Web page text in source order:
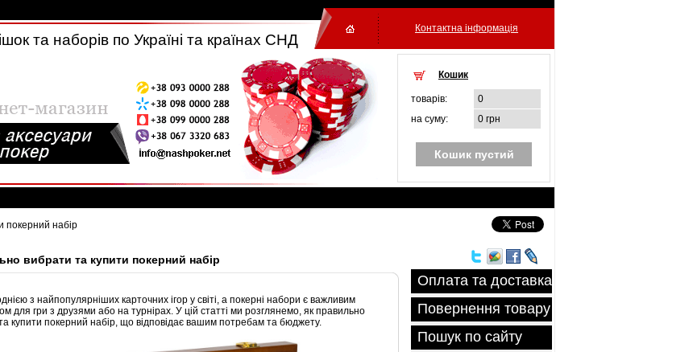
та наборів по Україні та країнах СНД
Контактна інформація
Кошик
товарiв:
0
на суму:
0 грн
Кошик пустий
покерний набір
вибрати та купити покерний набір
з найпопулярніших карточних ігор у світі, а покерні набори є важливим
для гри з друзями або на турнірах. У цій статті ми розглянемо, як правильно
купити покерний набір, що відповідає вашим потребам та бюджету.
Оплата та доставка
Повернення товару
Пошук по сайту